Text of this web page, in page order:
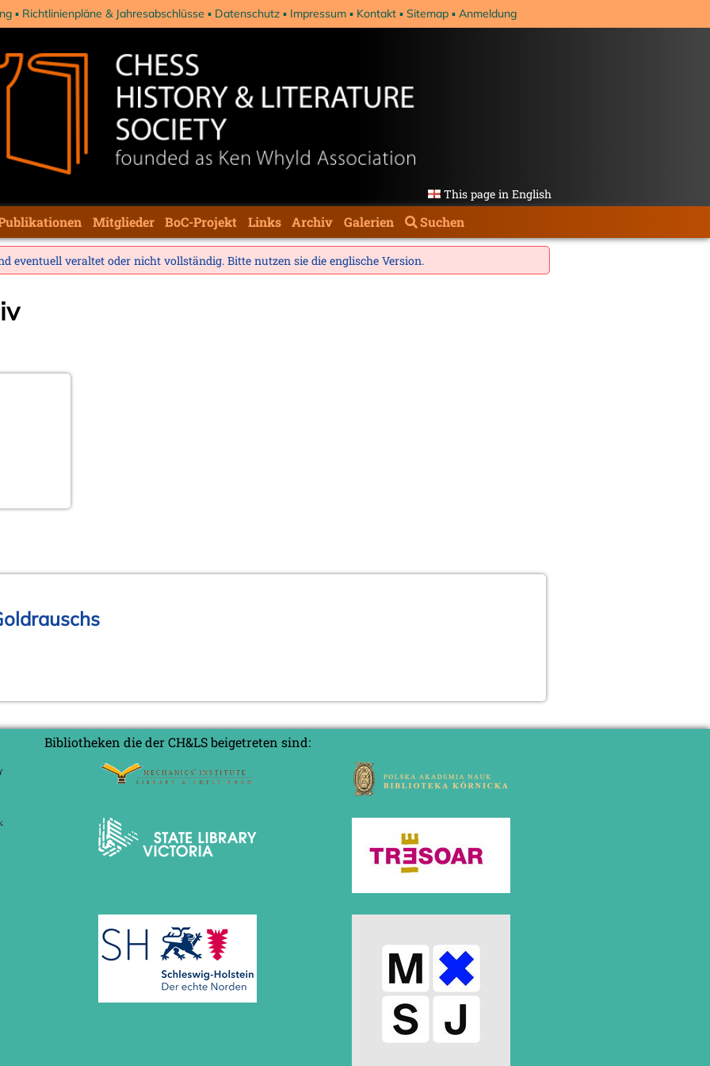
Richtlinienpläne & Jahresabschlüsse Datenschutz Impressum Kontakt Sitemap Anmeldung
This page in English
Mitglieder BoC-Projekt Links Archiv Galerien Suchen
eventuell veraltet oder nicht vollständig. Bitte nutzen sie die englische Version.
Bibliotheken die der CH&LS beigetreten sind: